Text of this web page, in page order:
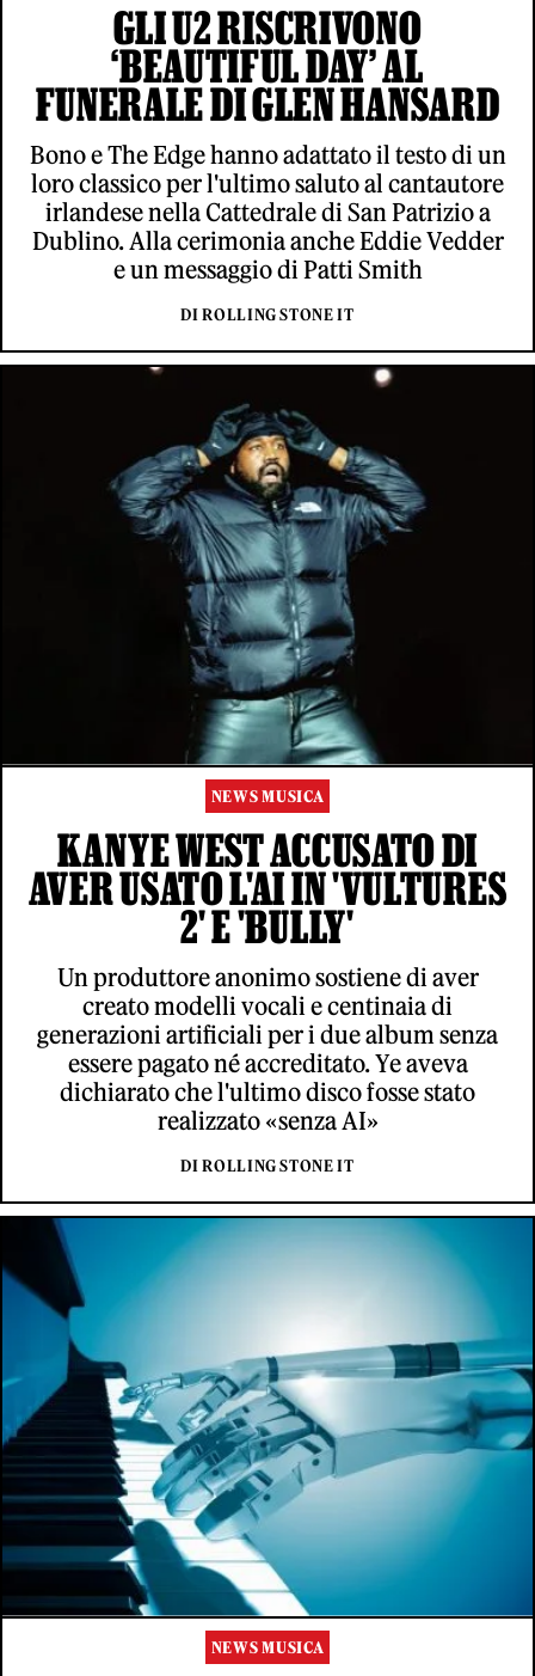
GLI U2 RISCRIVONO
‘BEAUTIFUL DAY’ AL
FUNERALE DI GLEN HANSARD
Bono e The Edge hanno adattato il testo di un
loro classico per l'ultimo saluto al cantautore
irlandese nella Cattedrale di San Patrizio a
Dublino. Alla cerimonia anche Eddie Vedder
e un messaggio di Patti Smith
DI ROLLING STONE IT
NEWS MUSICA
KANYE WEST ACCUSATO DI
AVER USATO L'AI IN 'VULTURES
2' E 'BULLY'
Un produttore anonimo sostiene di aver
creato modelli vocali e centinaia di
generazioni artificiali per i due album senza
essere pagato né accreditato. Ye aveva
dichiarato che l'ultimo disco fosse stato
realizzato «senza AI»
DI ROLLING STONE IT
NEWS MUSICA